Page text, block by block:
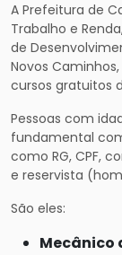
A Prefeitura de
Trabalho e
de
Novos
cursos gratuitos
Pessoas com
fundamental
como RG, CPF,
e reservista
São eles:
Mecânico